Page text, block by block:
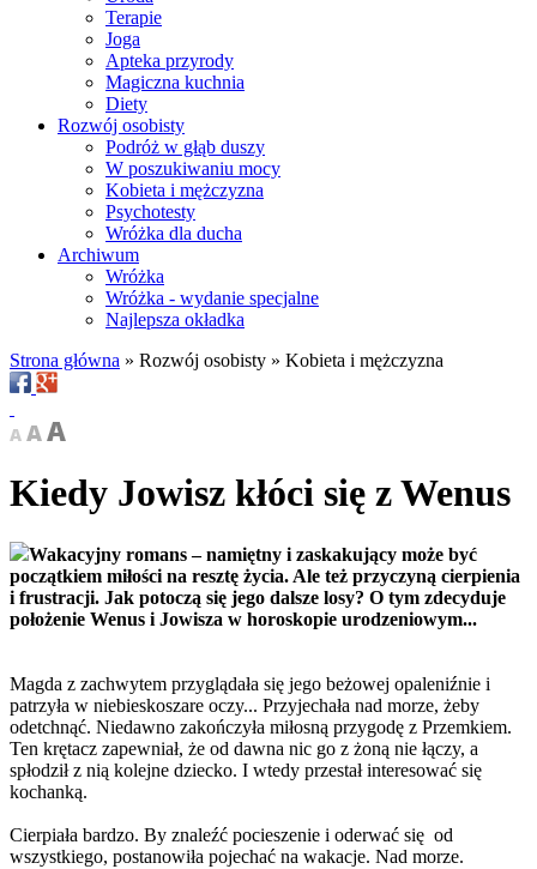
Terapie
Joga
Apteka przyrody
Magiczna kuchnia
Diety
Rozwój osobisty
Podróż w głąb duszy
W poszukiwaniu mocy
Kobieta i mężczyzna
Psychotesty
Wróżka dla ducha
Archiwum
Wróżka
Wróżka - wydanie specjalne
Najlepsza okładka
Strona główna » Rozwój osobisty » Kobieta i mężczyzna
Kiedy Jowisz kłóci się z Wenus
Wakacyjny romans – namiętny i zaskakujący może być
początkiem miłości na resztę życia. Ale też przyczyną cierpienia
i frustracji. Jak potoczą się jego dalsze losy? O tym zdecyduje
położenie Wenus i Jowisza w horoskopie urodzeniowym...
Magda z zachwytem przyglądała się jego beżowej opaleniźnie i
patrzyła w niebieskoszare oczy... Przyjechała nad morze, żeby
odetchnąć. Niedawno zakończyła miłosną przygodę z Przemkiem.
Ten krętacz zapewniał, że od dawna nic go z żoną nie łączy, a
spłodził z nią kolejne dziecko. I wtedy przestał interesować się
kochanką.
Cierpiała bardzo. By znaleźć pocieszenie i oderwać się od
wszystkiego, postanowiła pojechać na wakacje. Nad morze.